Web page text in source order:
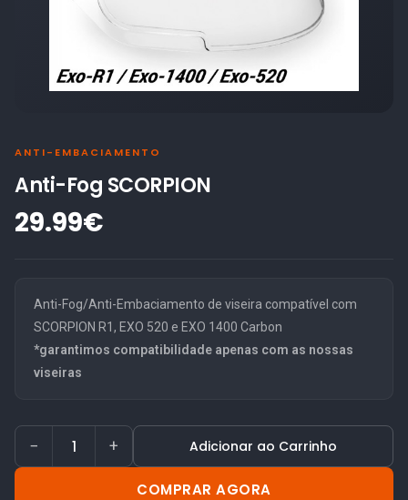
ANTI-EMBACIAMENTO
Anti-Fog SCORPION
29.99€
Anti-Fog/Anti-Embaciamento de viseira compatível com
SCORPION R1, EXO 520 e EXO 1400 Carbon
*garantimos compatibilidade apenas com as nossas
viseiras
− + Adicionar ao Carrinho
COMPRAR AGORA